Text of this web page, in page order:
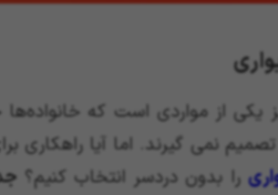
یکی از مواردی است که
نمی گیرند. اما آیا راهکاری
را بدون دردسر انتخاب کنیم؟